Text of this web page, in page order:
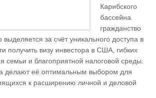
Карибского
бассейна
гражданство
за счёт уникального доступа в
получить визу инвестора в США, гибких
семьи и благоприятной налоговой среды.
делают её оптимальным выбором для
к расширению личной и деловой